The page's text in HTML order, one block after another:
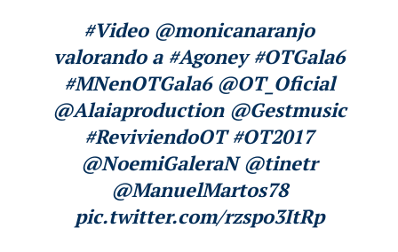
#Video @monicanaranjo
valorando a #Agoney #OTGala6
#MNenOTGala6 @OT_Oficial
@Alaiaproduction @Gestmusic
#ReviviendoOT #OT2017
@NoemiGaleraN @tinetr
@ManuelMartos78
pic.twitter.com/rzspo3ItRp